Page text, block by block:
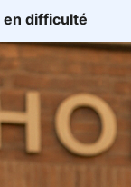
en difficulté